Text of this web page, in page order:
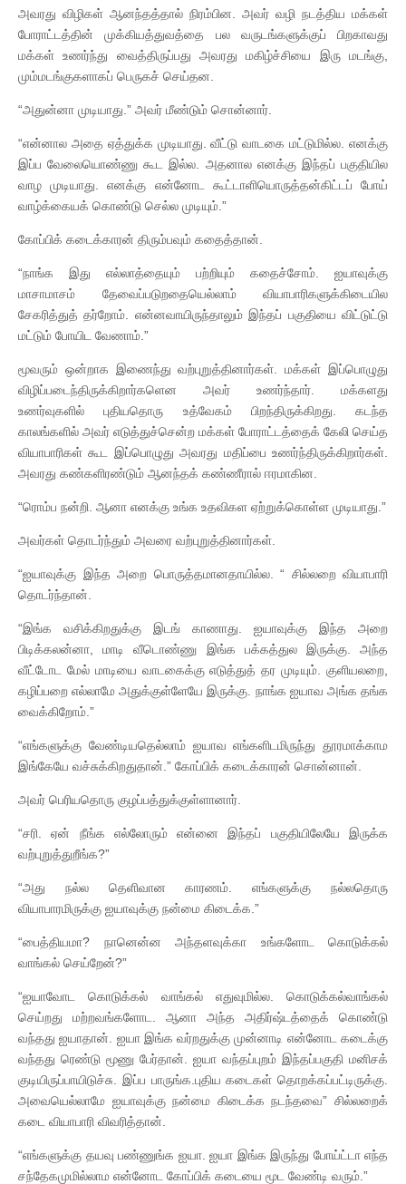
அவரது விழிகள் ஆனந்தத்தால் நிரம்பின. அவர் வழி நடத்திய மக்கள்
போராட்டத்தின் முக்கியத்துவத்தை பல வருடங்களுக்குப் பிறகாவது
மக்கள் உணர்ந்து வைத்திருப்பது அவரது மகிழ்ச்சியை இரு மடங்கு,
மும்மடங்குகளாகப் பெருகச் செய்தன.
“அதுன்னா முடியாது.” அவர் மீண்டும் சொன்னார்.
“என்னால அதை ஏத்துக்க முடியாது. வீட்டு வாடகை மட்டுமில்ல. எனக்கு
இப்ப வேலையொண்ணு கூட இல்ல. அதனால எனக்கு இந்தப் பகுதியில
வாழ முடியாது. எனக்கு என்னோட கூட்டாளியொருத்தன்கிட்டப் போய்
வாழ்க்கையக் கொண்டு செல்ல முடியும்.”
கோப்பிக் கடைக்காரன் திரும்பவும் கதைத்தான்.
“நாங்க இது எல்லாத்தையும் பற்றியும் கதைச்சோம். ஐயாவுக்கு
மாசாமாசம் தேவைப்படுறதையெல்லாம் வியாபாரிகளுக்கிடையில
சேகரித்துத் தர்றோம். என்னவாயிருந்தாலும் இந்தப் பகுதியை விட்டுட்டு
மட்டும் போயிட வேணாம்.”
மூவரும் ஒன்றாக இணைந்து வற்புறுத்தினார்கள். மக்கள் இப்பொழுது
விழிப்படைந்திருக்கிறார்களென அவர் உணர்ந்தார். மக்களது
உணர்வுகளில் புதியதொரு உத்வேகம் பிறந்திருக்கிறது. கடந்த
காலங்களில் அவர் எடுத்துச்சென்ற மக்கள் போராட்டத்தைக் கேலி செய்த
வியாபாரிகள் கூட இப்பொழுது அவரது மதிப்பை உணர்ந்திருக்கிறார்கள்.
அவரது கண்களிரண்டும் ஆனந்தக் கண்ணீரால் ஈரமாகின.
“ரொம்ப நன்றி. ஆனா எனக்கு உங்க உதவிகள ஏற்றுக்கொள்ள முடியாது.”
அவர்கள் தொடர்ந்தும் அவரை வற்புறுத்தினார்கள்.
“ஐயாவுக்கு இந்த அறை பொருத்தமானதாயில்ல. “ சில்லறை வியாபாரி
தொடர்ந்தான்.
“இங்க வசிக்கிறதுக்கு இடங் காணாது. ஐயாவுக்கு இந்த அறை
பிடிக்கலன்னா, மாடி வீடொண்ணு இங்க பக்கத்துல இருக்கு. அந்த
வீட்டோட மேல் மாடியை வாடகைக்கு எடுத்துத் தர முடியும். குளியலறை,
கழிப்பறை எல்லாமே அதுக்குள்ளேயே இருக்கு. நாங்க ஐயாவ அங்க தங்க
வைக்கிறோம்.”
“எங்களுக்கு வேண்டியதெல்லாம் ஐயாவ எங்களிடமிருந்து தூரமாக்காம
இங்கேயே வச்சுக்கிறதுதான்.” கோப்பிக் கடைக்காரன் சொன்னான்.
அவர் பெரியதொரு குழப்பத்துக்குள்ளானார்.
“சரி. ஏன் நீங்க எல்லோரும் என்னை இந்தப் பகுதியிலேயே இருக்க
வற்புறுத்துறீங்க?”
“அது நல்ல தெளிவான காரணம். எங்களுக்கு நல்லதொரு
வியாபாரமிருக்கு ஐயாவுக்கு நன்மை கிடைக்க.”
“பைத்தியமா? நானென்ன அந்தளவுக்கா உங்களோட கொடுக்கல்
வாங்கல் செய்றேன்?”
“ஐயாவோட கொடுக்கல் வாங்கல் எதுவுமில்ல. கொடுக்கல்வாங்கல்
செய்றது மற்றவங்களோட. ஆனா அந்த அதிர்ஷ்டத்தைக் கொண்டு
வந்தது ஐயாதான். ஐயா இங்க வர்றதுக்கு முன்னாடி என்னோட கடைக்கு
வந்தது ரெண்டு மூணு பேர்தான். ஐயா வந்தப்புறம் இந்தப்பகுதி மனிசக்
குடியிருப்பாயிடுச்சு. இப்ப பாருங்க.புதிய கடைகள் தொறக்கப்பட்டிருக்கு.
அவையெல்லாமே ஐயாவுக்கு நன்மை கிடைக்க நடந்தவை” சில்லறைக்
கடை வியாபாரி விவரித்தான்.
“எங்களுக்கு தயவு பண்ணுங்க ஐயா. ஐயா இங்க இருந்து போய்ட்டா எந்த
சந்தேகமுமில்லாம என்னோட கோப்பிக் கடையை மூட வேண்டி வரும்.”